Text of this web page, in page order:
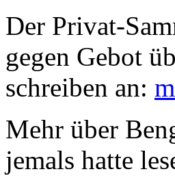
Der Privat-
gegen Gebot
schreiben an:
Mehr über
jemals hatte